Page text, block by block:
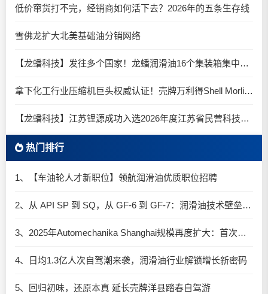
低价窜货打不完，经销商如何活下去？2026年的五条生存线
雪佛龙扩大北美基础油分销网络
【龙蟠科技】发往多个国家！龙蟠润滑油16个集装箱集中启程
拿下化工行业压缩机巨头权威认证！壳牌万利得Shell Morlina S2 B 再下一城！
【龙蟠科技】江苏锂源成功入选2026年度江苏省民营科技企业
热门排行
1、【车油轮人才新职位】领航润滑油优质职位招聘
2、从 API SP 到 SQ，从 GF-6 到 GF-7：润滑油技术壁垒再升高，你准备好了吗？
3、2025年Automechanika Shanghai规模再度扩大：首次启用国家会展中心（上海）全部15个展馆
4、日均1.3亿人次自驾潮来袭，润滑油行业解锁增长新密码​
5、回归初味，还原本真 延长壳牌洋县踏春自驾游